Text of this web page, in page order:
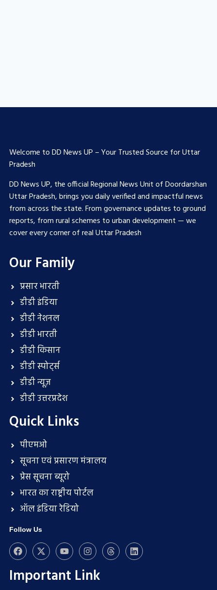
Welcome to DD News UP – Your Trusted Source for Uttar
Pradesh
DD News UP, the official Regional News Unit of Doordarshan
Uttar Pradesh, brings you daily verified and impactful news
from across the state. From governance updates to ground
reports, from rural schemes to urban development — we
cover every corner of real Uttar Pradesh
Our Family
प्रसार भारती
डीडी इंडिया
डीडी नेशनल
डीडी भारती
डीडी किसान
डीडी स्पोर्ट्स
डीडी न्यूज़
डीडी उत्तरप्रदेश
Quick Links
पीएमओ
सूचना एवं प्रसारण मंत्रालय
प्रेस सूचना ब्यूरो
भारत का राष्ट्रीय पोर्टल
ऑल इंडिया रेडियो
Follow Us
Important Link